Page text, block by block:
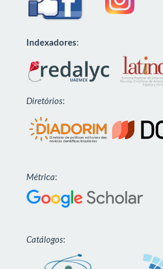
Indexadores:
Diretórios:
Métrica:
Catálogos: